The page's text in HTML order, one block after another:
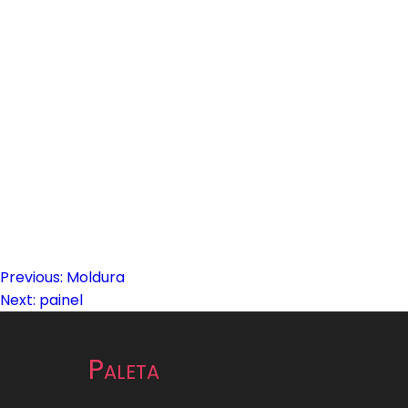
Navegação
Previous: Moldura
Next: painel
Paleta